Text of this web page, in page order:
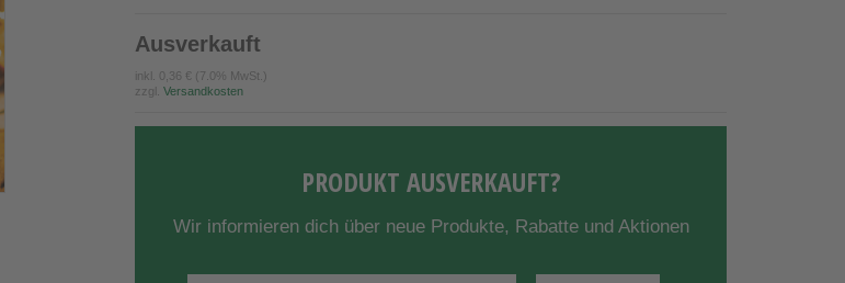
Ausverkauft
inkl. 0,36 € (7.0% MwSt.)
zzgl. Versandkosten
PRODUKT AUSVERKAUFT?
Wir informieren dich über neue Produkte, Rabatte und Aktionen